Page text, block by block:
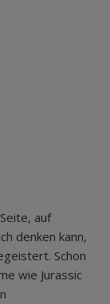
auf
denken kann,
Schon
wie Jurassic